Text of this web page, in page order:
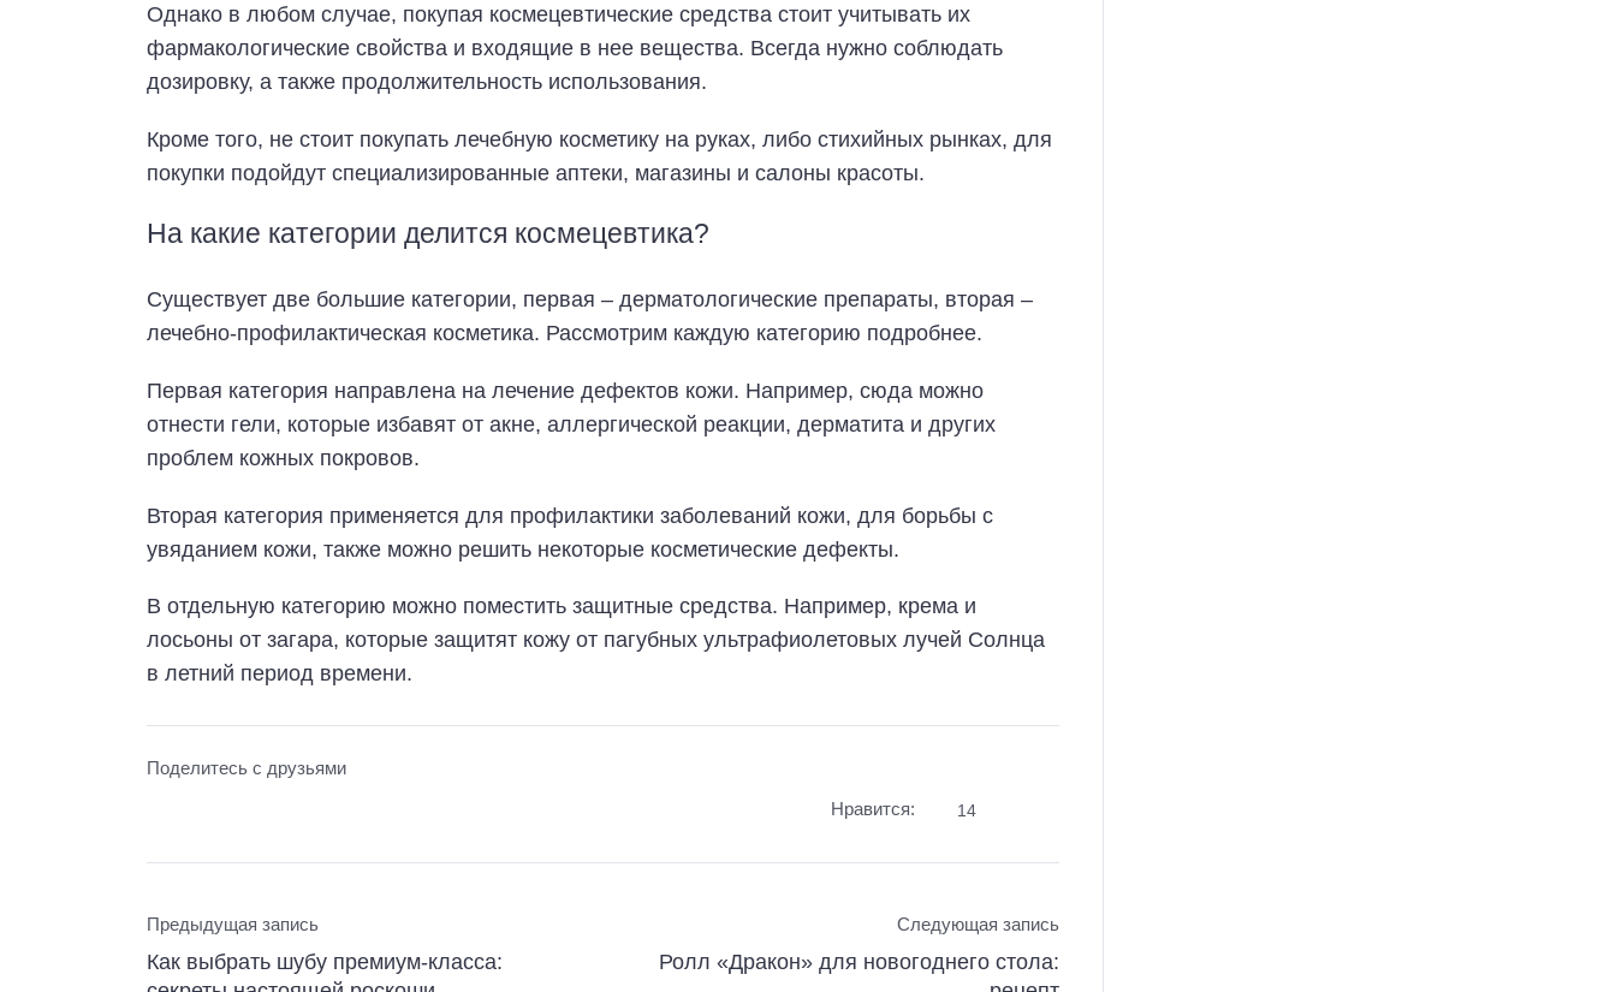
Однако в любом случае, покупая космецевтические средства стоит учитывать их
фармакологические свойства и входящие в нее вещества. Всегда нужно соблюдать
дозировку, а также продолжительность использования.
Кроме того, не стоит покупать лечебную косметику на руках, либо стихийных рынках, для
покупки подойдут специализированные аптеки, магазины и салоны красоты.
На какие категории делится космецевтика?
Существует две большие категории, первая – дерматологические препараты, вторая –
лечебно-профилактическая косметика. Рассмотрим каждую категорию подробнее.
Первая категория направлена на лечение дефектов кожи. Например, сюда можно
отнести гели, которые избавят от акне, аллергической реакции, дерматита и других
проблем кожных покровов.
Вторая категория применяется для профилактики заболеваний кожи, для борьбы с
увяданием кожи, также можно решить некоторые косметические дефекты.
В отдельную категорию можно поместить защитные средства. Например, крема и
лосьоны от загара, которые защитят кожу от пагубных ультрафиолетовых лучей Солнца
в летний период времени.
Поделитесь с друзьями
Нравится: 14
Предыдущая запись
Как выбрать шубу премиум-класса:
Следующая запись
Ролл «Дракон» для новогоднего стола: